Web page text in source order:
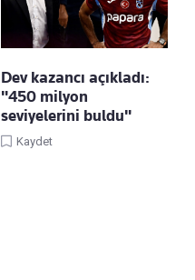
Dev kazancı açıkladı:
"450 milyon
seviyelerini buldu"
Kaydet